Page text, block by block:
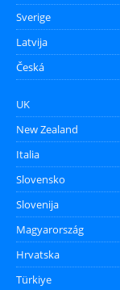
Sverige
Latvija
Česká
UK
New Zealand
Italia
Slovensko
Slovenija
Magyarország
Hrvatska
Türkiye